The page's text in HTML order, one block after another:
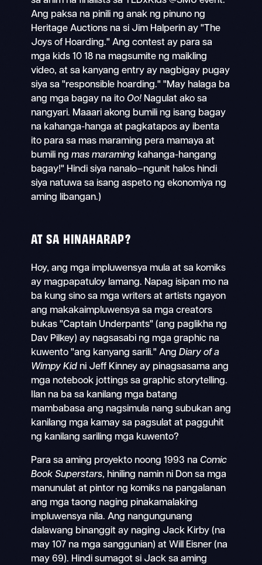
Ang paksa na pinili ng anak ng pinuno ng
Heritage Auctions na si Jim Halperin ay "The
Joys of Hoarding." Ang contest ay para sa
mga kids 10 18 na magsumite ng maikling
video, at sa kanyang entry ay nagbigay pugay
siya sa "responsible hoarding." "May halaga ba
ang mga bagay na ito Oo!Nagulat ako sa
nangyari. Maaari akong bumili ng isang bagay
na kahanga-hanga at pagkatapos ay ibenta
ito para sa mas maraming pera mamaya at
bumili ng mas maramingkahanga-hangang
bagay!" Hindi siya nanalo—ngunit halos hindi
siya natuwa sa isang aspeto ng ekonomiya ng
aming libangan.)
AT SA HINAHARAP?
Hoy, ang mga impluwensya mula at sa komiks
ay magpapatuloy lamang. Napag isipan mo na
ba kung sino sa mga writers at artists ngayon
ang makakaimpluwensya sa mga creators
bukas "Captain Underpants" (ang paglikha ng
Dav Pilkey) ay nagsasabi ng mga graphic na
kuwento "ang kanyang sarili." Ang Diary of a
Wimpy Kidni Jeff Kinney ay pinagsasama ang
mga notebook jottings sa graphic storytelling.
Ilan na ba sa kanilang mga batang
mambabasa ang nagsimula nang subukan ang
kanilang mga kamay sa pagsulat at pagguhit
ng kanilang sariling mga kuwento?
Para sa aming proyekto noong 1993 na Comic
Book Superstars, hiniling namin ni Don sa mga
manunulat at pintor ng komiks na pangalanan
ang mga taong naging pinakamalaking
impluwensya nila. Ang nangungunang
dalawang binanggit ay naging Jack Kirby (na
may 107 na mga sanggunian) at Will Eisner (na
may 69). Hindi sumagot si Jack sa aming